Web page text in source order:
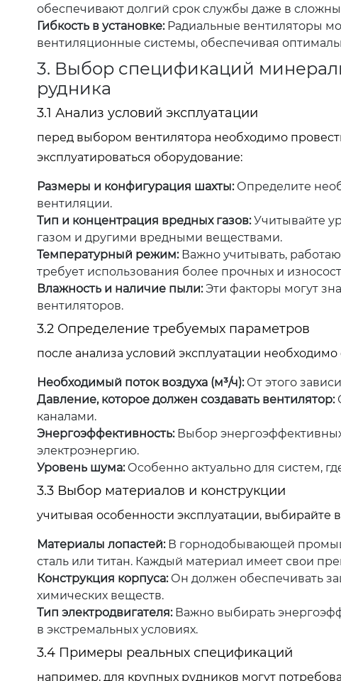
обеспечивают долгий срок службы даже в
Гибкость в установке:Радиальные вентиляторы
вентиляционные системы, обеспечивая
3. Выбор спецификаций
рудника
3.1 Анализ условий эксплуатации
перед выбором вентилятора необходимо
эксплуатироваться оборудование:
Размеры и конфигурация шахты:Определите
вентиляции.
Тип и концентрация вредных газов:Учитывайте
газом и другими вредными веществами.
Температурный режим:Важно учитывать,
требует использования более прочных и
Влажность и наличие пыли:Эти факторы могут
вентиляторов.
3.2 Определение требуемых параметров
после анализа условий эксплуатации
Необходимый поток воздуха (м³/ч):От этого
Давление, которое должен создавать вентилятор:
каналами.
Энергоэффективность:Выбор
электроэнергию.
Уровень шума:Особенно актуально для систем,
3.3 Выбор материалов и конструкции
учитывая особенности эксплуатации, выбирайте
Материалы лопастей:В горнодобывающей
сталь или титан. Каждый материал имеет свои
Конструкция корпуса:Он должен обеспечивать
химических веществ.
Тип электродвигателя:Важно выбирать
в экстремальных условиях.
3.4 Примеры реальных спецификаций
например, для крупных рудников могут